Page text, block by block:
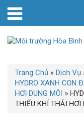
Trang Chủ » Dịch Vụ
HYDRO XANH CON
HƠI DUNG MÔI »
THIỂU KHÍ THẢI HƠI